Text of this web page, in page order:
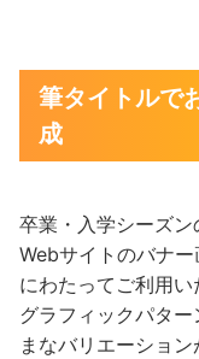
筆タイトルで
成
卒業・入学シーズン
Webサイトのバナ
にわたってご利用
グラフィックパタ
まなバリエーション